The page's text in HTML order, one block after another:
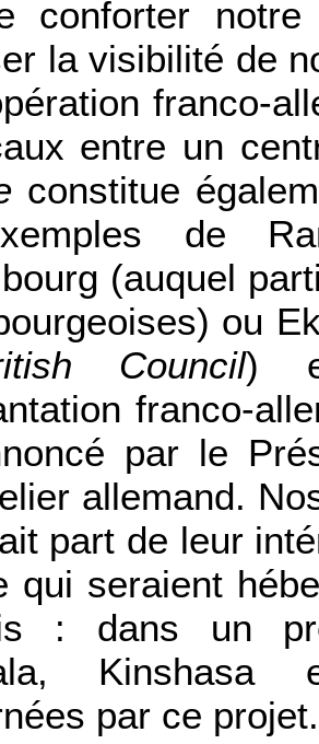
conforter
la visibilité de
franco-
entre un
constitue
de
(auquel
ou
Council)
franco-
par le
allemand.
part de leur
qui seraient
: dans un
Kinshasa
par ce projet.